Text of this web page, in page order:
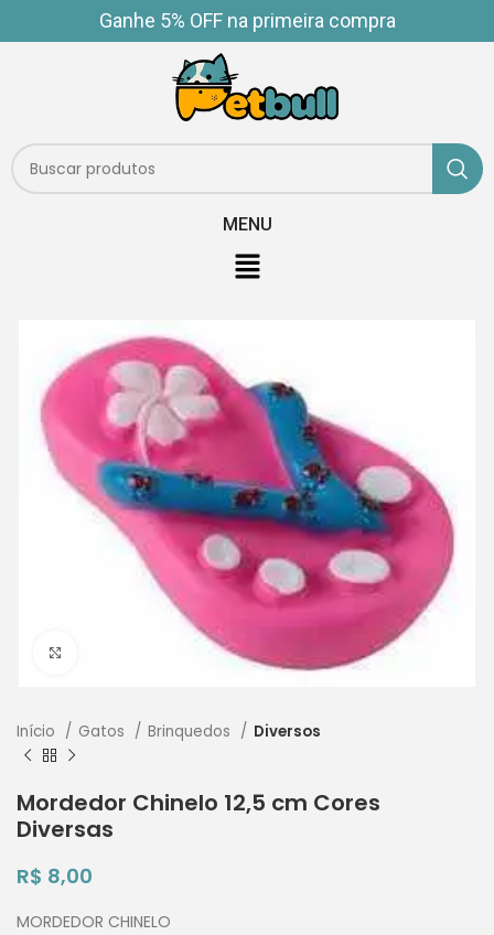
Ganhe 5% OFF na primeira compra
MENU
Clique para ampliar
Início Gatos Brinquedos Diversos
Mordedor Chinelo 12,5 cm Cores
Diversas
R$ 8,00
MORDEDOR CHINELO